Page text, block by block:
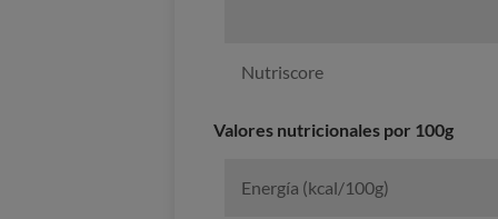
Nutriscore
Valores nutricionales por 100g
Energía (kcal/100g)